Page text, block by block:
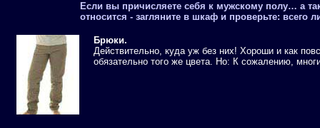
Если вы причисляете себя к мужскому полу… а
относится - загляните в шкаф и проверьте: всего
Брюки.
Действительно, куда уж без них! Хороши и как
обязательно того же цвета. Но: К сожалению,